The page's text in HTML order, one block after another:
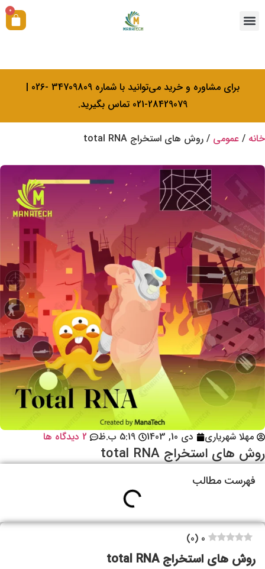
0
برای مشاوره و خرید می‌توانید با شماره 34709809 -026 |
28429079-021 تماس بگیرید.
خانه / عمومی / روش های استخراج total RNA
مهلا شهریاری دی 10, 1403 5:19 ب.ظ 2 دیدگاه ها
روش های استخراج total RNA
فهرست مطالب
0
(
0
)
روش های استخراجtotal RNA